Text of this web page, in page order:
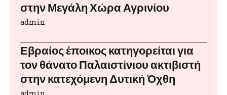
στην Μεγάλη Χώρα Αγρινίου
admin
Εβραίος έποικος κατηγορείται για
τον θάνατο Παλαιστίνιου ακτιβιστή
στην κατεχόμενη Δυτική Όχθη